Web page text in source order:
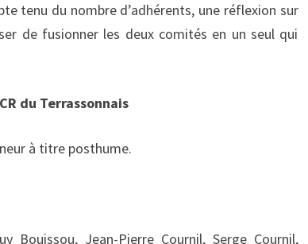
tenu du nombre d’adhérents, une réflexion sur
de fusionner les deux comités en un seul qui
du Terrassonnais
à titre posthume.
Bouissou, Jean-Pierre Cournil, Serge Cournil,